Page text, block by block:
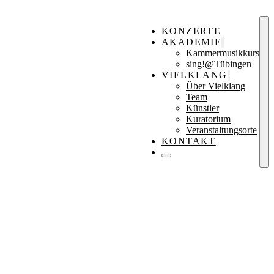
KONZERTE
AKADEMIE
Kammermusikkurs
sing!@Tübingen
VIELKLANG
Über Vielklang
Team
Künstler
Kuratorium
Veranstaltungsorte
KONTAKT